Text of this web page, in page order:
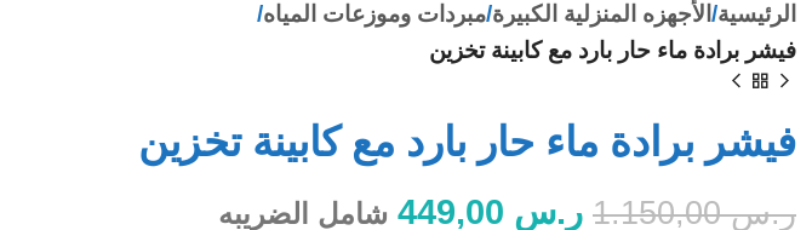
الرئيسية الأجهزه المنزلية الكبيرة مبردات وموزعات المياه
فيشر برادة ماء حار بارد مع كابينة تخزين
فيشر برادة ماء حار بارد مع كابينة تخزين
ر.س1.150,00 ر.س شامل الضريبه